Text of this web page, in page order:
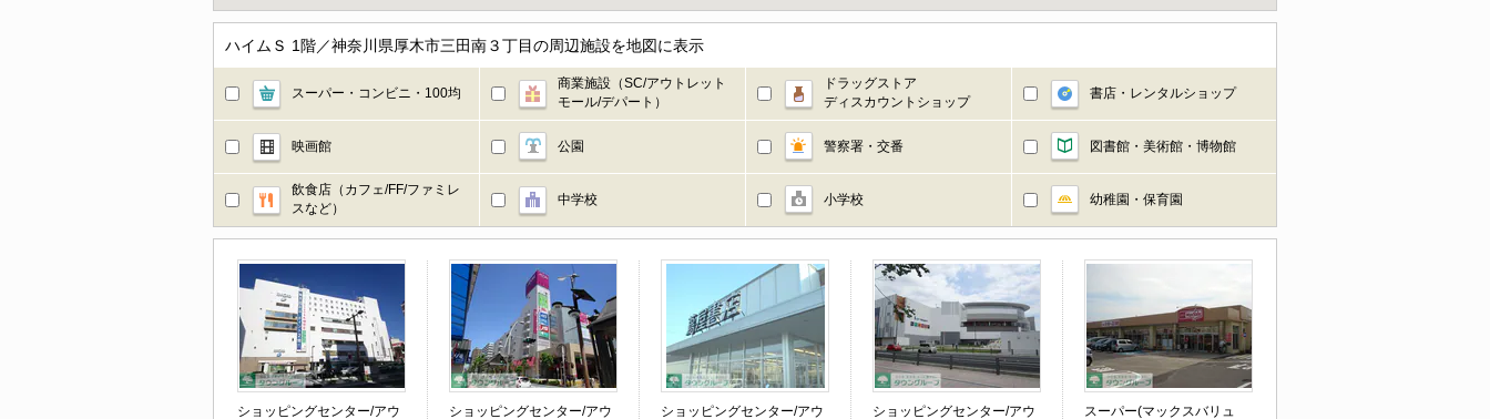
ハイムＳ 1階／神奈川県厚木市三田南３丁目の周辺施設を地図に表示
スーパー・コンビニ・100均
商業施設（SC/アウトレット
モール/デパート）
ドラッグストア
ディスカウントショップ
書店・レンタルショップ
映画館 公園 警察署・交番 図書館・美術館・博物館
飲食店（カフェ/FF/ファミレ
スなど）
中学校 小学校 幼稚園・保育園
ショッピングセンター/アウ ショッピングセンター/アウ ショッピングセンター/アウ ショッピングセンター/アウ スーパー(マックスバリュ